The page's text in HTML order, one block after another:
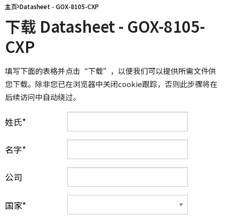
主页 Datasheet - GOX-8105-CXP
下载 Datasheet - GOX-8105-
CXP
填写下面的表格并点击“下载”，以便我们可以提供所需文件供
您下载。除非您已在浏览器中关闭cookie跟踪，否则此步骤将在
后续访问中自动绕过。
姓氏
名字
公司
国家